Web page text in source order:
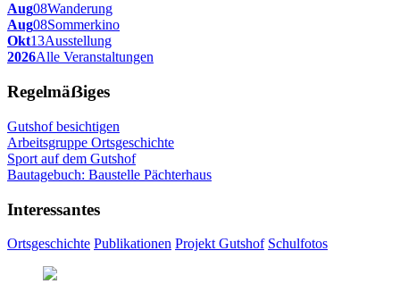
Aug08Wanderung
Aug08Sommerkino
Okt13Ausstellung
2026Alle Veranstaltungen
Regelmäẞiges
Gutshof besichtigen
Arbeitsgruppe Ortsgeschichte
Sport auf dem Gutshof
Bautagebuch: Baustelle Pächterhaus
Interessantes
Ortsgeschichte Publikationen Projekt Gutshof Schulfotos